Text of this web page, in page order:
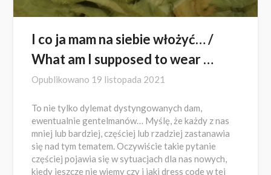
I co ja mam na siebie włożyć… /
What am I supposed to wear …
Opublikowano 19 listopada 2021
To nie tylko dylemat dystyngowanych dam,
ewentualnie gentelmanów… Myślę, że każdy z nas
mniej lub bardziej, częściej lub rzadziej zastanawia
się nad tym tematem. Oczywiście takie pytanie
częściej pojawia się w sytuacjach dla nas nowych,
kiedy jeszcze nie wiemy czy i jaki dress code w tej